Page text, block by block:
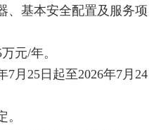
基本安全配置及服务项
元/年。
月25日起至2026年7月24